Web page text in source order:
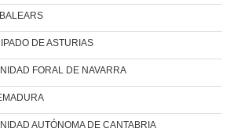
DE ASTURIAS
FORAL DE NAVARRA
AUTÓNOMA DE CANTABRIA